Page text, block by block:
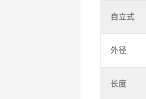
自立式
外径
长度